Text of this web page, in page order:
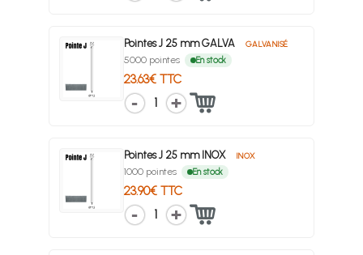
Pointes J 25 mm GALVA GALVANISÉ
5000 pointes En stock
23.63€ TTC
1
Pointes J 25 mm INOX INOX
1000 pointes En stock
23.90€ TTC
1